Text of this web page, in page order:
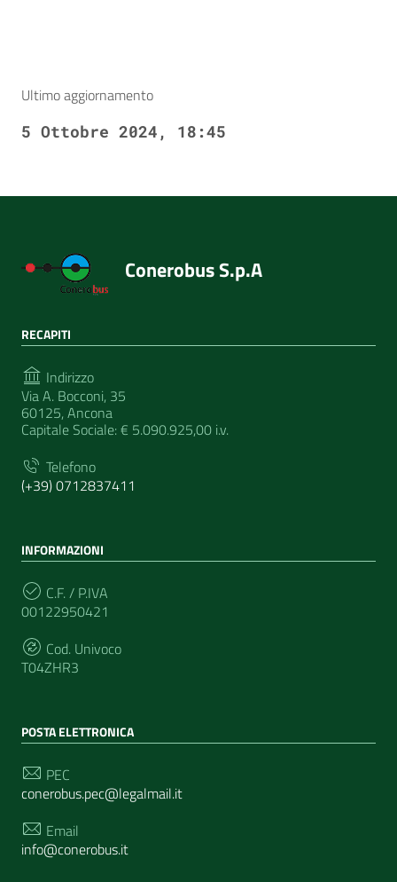
Ultimo aggiornamento
5 Ottobre 2024, 18:45
Conerobus S.p.A
RECAPITI
Indirizzo
Via A. Bocconi, 35
60125, Ancona
Capitale Sociale: € 5.090.925,00 i.v.
Telefono
(+39) 0712837411
INFORMAZIONI
C.F. / P.IVA
00122950421
Cod. Univoco
T04ZHR3
POSTA ELETTRONICA
PEC
conerobus.pec@legalmail.it
Email
info@conerobus.it